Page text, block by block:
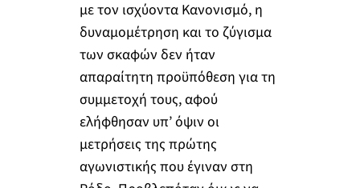
με τον ισχύοντα Κανονισμό, η
δυναμομέτρηση και το ζύγισμα
των σκαφών δεν ήταν
απαραίτητη προϋπόθεση για τη
συμμετοχή τους, αφού
ελήφθησαν υπ’ όψιν οι
μετρήσεις της πρώτης
αγωνιστικής που έγιναν στη